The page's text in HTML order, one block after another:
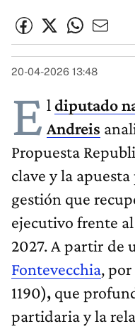
20-04-2026 13:48
E l diputado
Andreis
Propuesta
clave y la
gestión que
ejecutivo frente
2027. A partir de
Fontevecchia, por
1190), que
partidaria y la